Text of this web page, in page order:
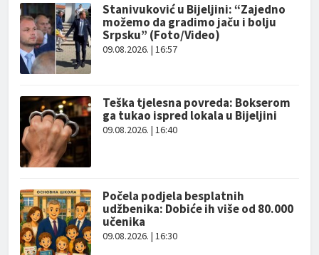
Stanivuković u Bijeljini: “Zajedno
možemo da gradimo jaču i bolju
Srpsku” (Foto/Video)
09.08.2026. | 16:57
Teška tjelesna povreda: Bokserom
ga tukao ispred lokala u Bijeljini
09.08.2026. | 16:40
Počela podjela besplatnih
udžbenika: Dobiće ih više od 80.000
učenika
09.08.2026. | 16:30